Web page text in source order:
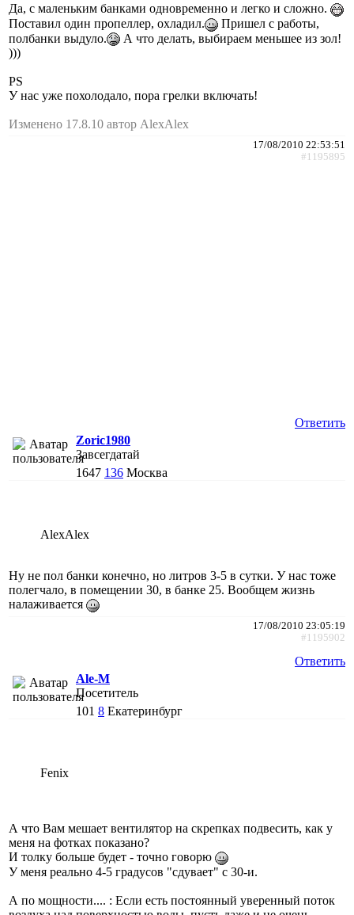
Да, с маленьким банками одновременно и легко и сложно.
Поставил один пропеллер, охладил.
Пришел с работы,
полбанки выдуло.
А что делать, выбираем меньшее из зол!
)))
PS
У нас уже похолодало, пора грелки включать!
Изменено 17.8.10 автор AlexAlex
17/08/2010 22:53:51
#1195895
Ответить
Zoric1980
Завсегдатай
1647 136 Москва
AlexAlex
Ну не пол банки конечно, но литров 3-5 в сутки. У нас тоже
полегчало, в помещении 30, в банке 25. Вообщем жизнь
налаживается
17/08/2010 23:05:19
#1195902
Ответить
Ale-M
Посетитель
101 8 Екатеринбург
Fenix
А что Вам мешает вентилятор на скрепках подвесить, как у
меня на фотках показано?
И толку больше будет - точно говорю
У меня реально 4-5 градусов "сдувает" с 30-и.
А по мощности.... : Если есть постоянный уверенный поток